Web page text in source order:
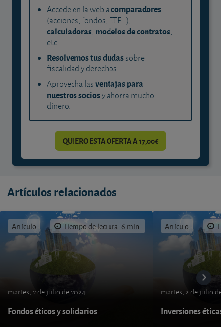
Accede en la web acomparadores
(acciones, fondos, ETF...),
calculadoras, modelos de contratos,
etc.
Resolvemos tus dudassobre
fiscalidad y derechos.
Aprovecha lasventajas para
nuestros sociosy ahorra mucho
dinero.
QUIERO ESTA OFERTA A 17,00€
Artículos relacionados
Artículo Tiempo de lectura: 6 min.
martes, 2 de julio de 2024
Fondos éticos y solidarios
Artículo
martes, 2 de julio
Inversiones